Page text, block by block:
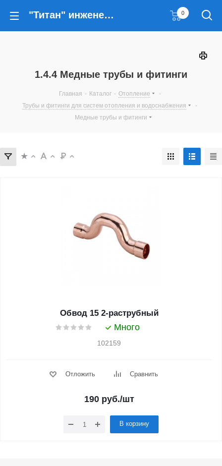
"Титан" инженерные решения 0
1.4.4 Медные трубы и фитинги
Главная - Каталог - Отопление
-
Трубы и фитинги для систем отопления и водоснабжения
-
Медные трубы и фитинги
Обвод 15 2-раструбный
Много
102159
Отложить Сравнить
190 руб./шт
В корзину